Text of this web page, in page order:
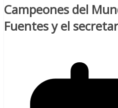
Campeones del
Fuentes y el